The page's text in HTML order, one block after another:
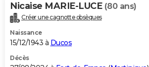
Nicaise MARIE-LUCE (80 ans)
Créer une cagnotte obsèques
Naissance
15/12/1943 à Ducos
Décès